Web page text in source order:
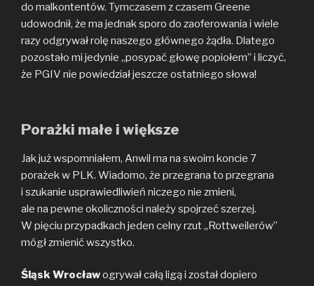
do malkontentów. Tymczasem z czasem Greene
udowodnił, że ma jednak sporo do zaoferowania i wiele
razy odgrywał rolę naszego głównego żądła. Dlatego
pozostało mi jedynie „posypać głowę popiołem” i liczyć,
że PGIV nie powiedział jeszcze ostatniego słowa!
Porażki małe i większe
Jak już wspomniałem, Anwil ma na swoim koncie 7
porażek w PLK. Wiadomo, że przegrana to przegrana
i szukanie usprawiedliwień niczego nie zmieni,
ale na pewne okoliczności należy spojrzeć szerzej.
W pięciu przypadkach jeden celny rzut „Rottweilerów”
mógł zmienić wszystko.
Śląsk Wrocławogrywał całą ligą i został dopiero